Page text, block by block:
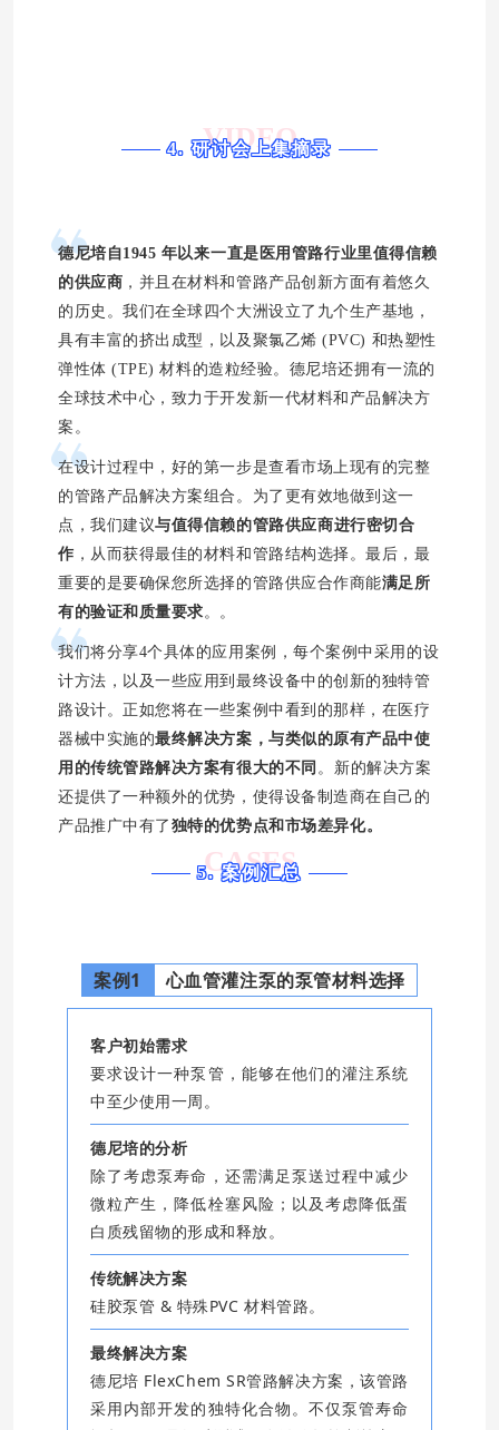
VIDEO
4. 研讨会上集摘录
德尼培自 1945 年以来一直是医用管路行业里值得信赖
的供应商 ，并且在材料和管路产品创新方面有着悠久
的历史。我们在全球四个大洲设立了九个生产基地，
具有丰富的挤出成型，以及聚氯乙烯 (PVC) 和热塑性
弹性体 (TPE) 材料的造粒经验。德尼培还拥有一流的
全球技术中心，致力于开发新一代材料和产品解决方
案。
在设计过程中，好的第一步是查看市场上现有的完整
的管路产品解决方案组合。为了更有效地做到这一
点，我们建议与值得信赖的管路供应商进行密切合
作 ，从而获得最佳的材料和管路结构选择。最后，最
重要的是要确保您所选择的管路供应合作商能满足所
有的验证和质量要求。。
我们将分享4个具体的应用案例，每个案例中采用的设
计方法，以及一些应用到最终设备中的创新的独特管
路设计。正如您将在一些案例中看到的那样，在医疗
器械中实施的最终解决方案，与类似的原有产品中使
用的传统管路解决方案有很大的不同 。新的解决方案
还提供了一种额外的优势，使得设备制造商在自己的
产品推广中有了 独特的优势点和市场差异化。
CASES
5. 案例汇总
案例1 心血管灌注泵的泵管材料选择
客户初始需求
要求设计一种泵管，能够在他们的灌注系统
中至少使用一周。
德尼培的分析
除了考虑泵寿命，还需满足泵送过程中减少
微粒产生，降低栓塞风险；以及考虑降低蛋
白质残留物的形成和释放。
传统解决方案
硅胶泵管 & 特殊PVC 材料管路。
最终解决方案
德尼培 FlexChem SR管路解决方案，该管路
采用内部开发的独特化合物。不仅泵管寿命